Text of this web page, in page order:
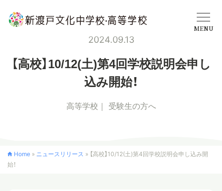
学校概要
MENU
2024.09.13
【高校】10/12(土)第4回学校説明会申し
込み開始！
高等学校 受験生の方へ
Home » ニュースリリース » 【高校】10/12(土)第4回学校説明会申し込み開
始！